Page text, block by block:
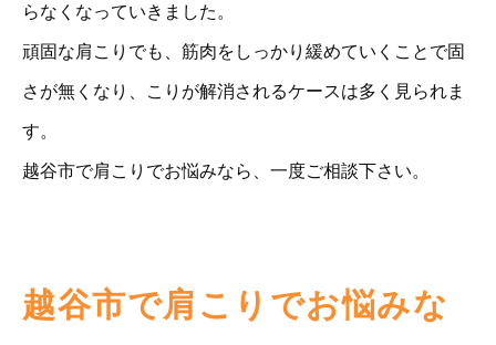
らなくなっていきました。
頑固な肩こりでも、筋肉をしっかり緩めていくことで固
さが無くなり、こりが解消されるケースは多く見られま
す。
越谷市で肩こりでお悩みなら、一度ご相談下さい。
越谷市で肩こりでお悩みな